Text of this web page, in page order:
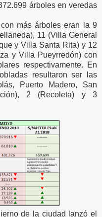
árboles en veredas
más árboles eran la 9
11 (Villa General
y Villa Santa Rita) y 12
y Villa Pueyrredón) con
respectivamente. En
resultaron ser las
Puerto Madero, San
2 (Recoleta) y 3
de la ciudad lanzó el